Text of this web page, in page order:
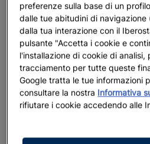
preferenze sulla base di un
dalle tue abitudini di
dalla tua interazione con il
pulsante "Accetta i cookie e
l'installazione di cookie di analisi,
tracciamento per tutte queste
Google tratta le tue informazioni
consultare la nostra Informativa
rifiutare i cookie accedendo alle